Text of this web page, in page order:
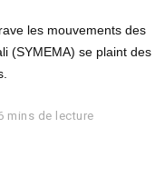
les mouvements des
(SYMEMA) se plaint des
mins de lecture